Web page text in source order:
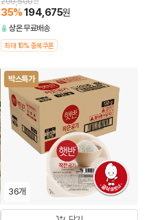
35%194,675원
상온무료배송
최대 10% 중복쿠폰
박스특가
36개